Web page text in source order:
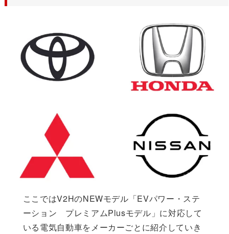
ここではV2HのNEWモデル「EVパワー・ステ
ーション プレミアムPlusモデル」に対応して
いる電気自動車をメーカーごとに紹介していき